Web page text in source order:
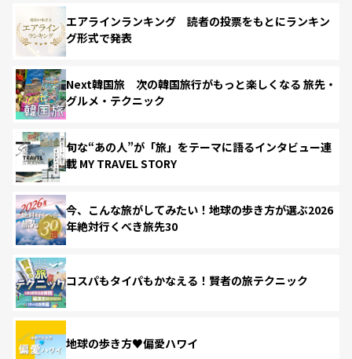
エアラインランキング 読者の投票をもとにランキン
グ形式で発表
Next韓国旅 次の韓国旅行がもっと楽しくなる 旅先・
グルメ・テクニック
旬な“あの人”が「旅」をテーマに語るインタビュー連
載 MY TRAVEL STORY
今、こんな旅がしてみたい！地球の歩き方が選ぶ2026
年絶対行くべき旅先30
コスパもタイパもかなえる！賢者の旅テクニック
地球の歩き方♥偏愛ハワイ